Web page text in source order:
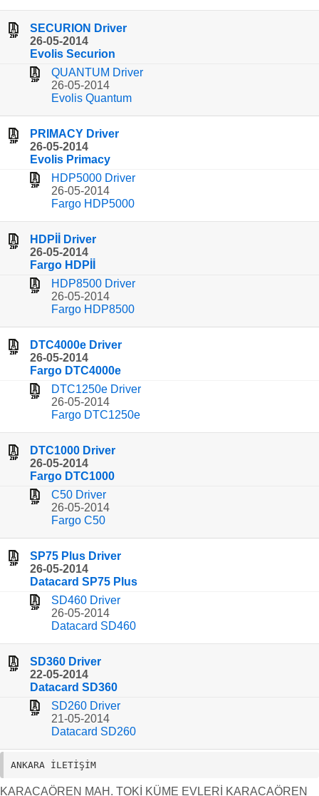
SECURION Driver
26-05-2014
Evolis Securion
QUANTUM Driver
26-05-2014
Evolis Quantum
PRIMACY Driver
26-05-2014
Evolis Primacy
HDP5000 Driver
26-05-2014
Fargo HDP5000
HDPİİ Driver
26-05-2014
Fargo HDPİİ
HDP8500 Driver
26-05-2014
Fargo HDP8500
DTC4000e Driver
26-05-2014
Fargo DTC4000e
DTC1250e Driver
26-05-2014
Fargo DTC1250e
DTC1000 Driver
26-05-2014
Fargo DTC1000
C50 Driver
26-05-2014
Fargo C50
SP75 Plus Driver
26-05-2014
Datacard SP75 Plus
SD460 Driver
26-05-2014
Datacard SD460
SD360 Driver
22-05-2014
Datacard SD360
SD260 Driver
21-05-2014
Datacard SD260
ANKARA İLETİŞİM
KARACAÖREN MAH. TOKİ KÜME EVLERİ KARACAÖREN